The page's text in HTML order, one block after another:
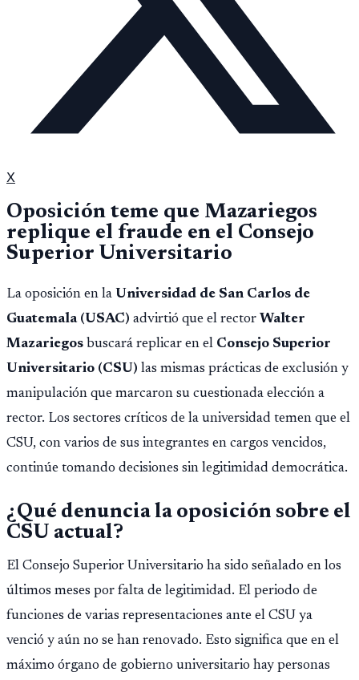
X
Oposición teme que Mazariegos
replique el fraude en el Consejo
Superior Universitario
La oposición en la Universidad de San Carlos de
Guatemala (USAC) advirtió que el rector Walter
Mazariegos buscará replicar en el Consejo Superior
Universitario (CSU) las mismas prácticas de exclusión y
manipulación que marcaron su cuestionada elección a
rector. Los sectores críticos de la universidad temen que el
CSU, con varios de sus integrantes en cargos vencidos,
continúe tomando decisiones sin legitimidad democrática.
¿Qué denuncia la oposición sobre el
CSU actual?
El Consejo Superior Universitario ha sido señalado en los
últimos meses por falta de legitimidad. El periodo de
funciones de varias representaciones ante el CSU ya
venció y aún no se han renovado. Esto significa que en el
máximo órgano de gobierno universitario hay personas